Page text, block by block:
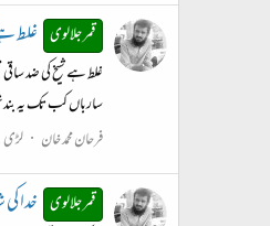
قمر جلالوی غلط
غلط ہے شیخ کی ضد
سارباں کب تک یہ
فرحان محمد خان
لڑی
قمر جلالوی خدا